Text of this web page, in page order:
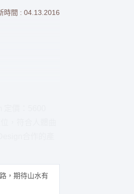
時間 : 04.13.2016
價：5600
，符合人體曲
，期待山水有